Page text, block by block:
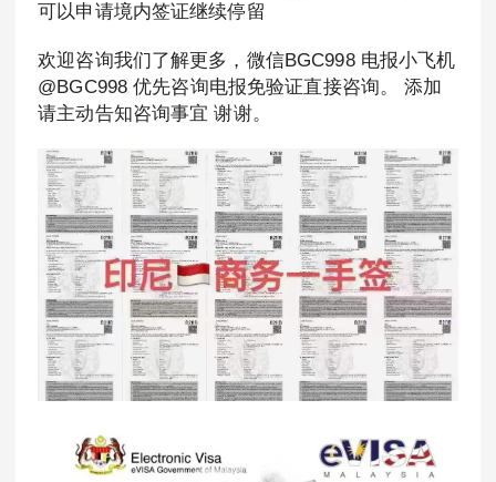
可以申请境内签证继续停留
欢迎咨询我们了解更多，微信BGC998 电报小飞机
@BGC998 优先咨询电报免验证直接咨询。 添加
请主动告知咨询事宜 谢谢。